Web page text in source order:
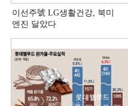
이선주號 LG생활건강, 북미
엔진 달았다